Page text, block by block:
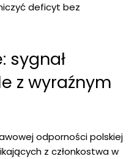
deficyt bez
sygnał
z wyraźnym
odporności polskiej
z członkostwa w